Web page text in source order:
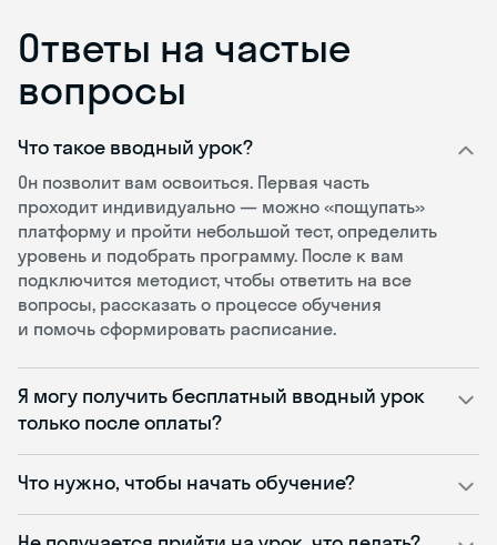
Ответы на частые
вопросы
Что такое вводный урок?
Он позволит вам освоиться. Первая часть
проходит индивидуально — можно «пощупать»
платформу и пройти небольшой тест, определить
уровень и подобрать программу. После к вам
подключится методист, чтобы ответить на все
вопросы, рассказать о процессе обучения
и помочь сформировать расписание.
Я могу получить бесплатный вводный урок
только после оплаты?
Что нужно, чтобы начать обучение?